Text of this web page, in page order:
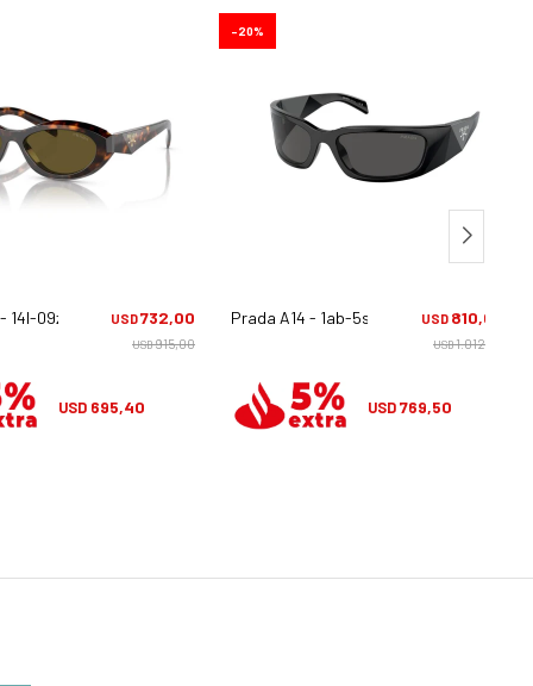
14l-09z USD732,00
USD915,00
USD 695,40
Prada A14 - 1ab-5s0 USD 810,00
USD1.012,50
20
USD769,50